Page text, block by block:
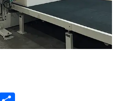
LinkedIn